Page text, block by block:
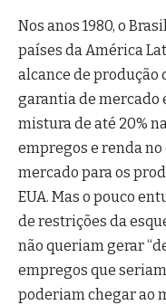
Nos anos 1980, o
países da América
alcance de produção
garantia de mercado
mistura de até 20%
empregos e renda
mercado para os
EUA. Mas o pouco
de restrições da
não queriam gerar
empregos que
poderiam chegar ao